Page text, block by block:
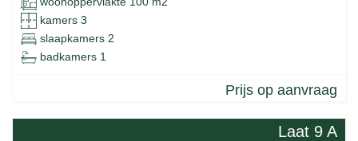
kamers 3
slaapkamers 2
badkamers 1
Prijs op aanvraag
Laat 9 A